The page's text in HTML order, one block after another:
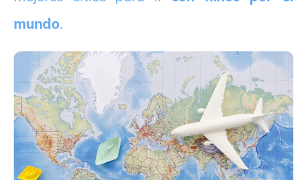
mundo.